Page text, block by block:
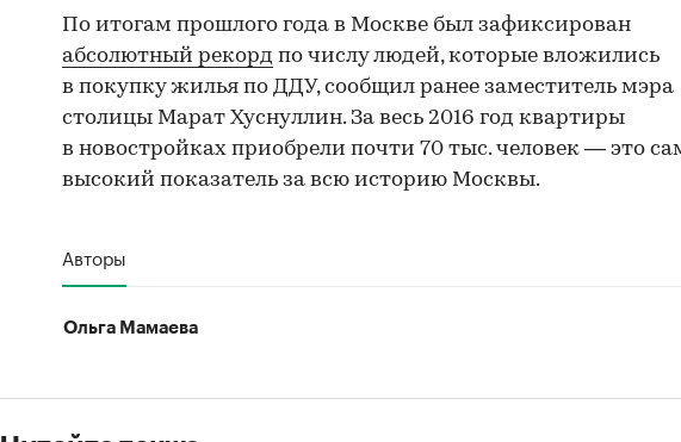
По итогам прошлого года в Москве был зафиксирован
абсолютный рекорд по числу людей, которые вложились
в покупку жилья по ДДУ, сообщил ранее заместитель мэра
столицы Марат Хуснуллин. За весь 2016 год квартиры
в новостройках приобрели почти 70 тыс. человек — это
высокий показатель за всю историю Москвы.
Авторы
Ольга Мамаева